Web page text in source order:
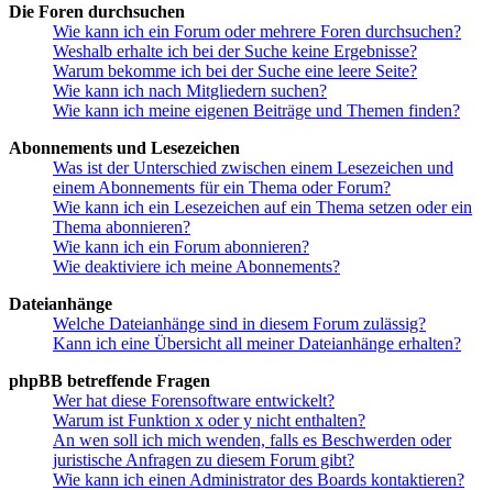
Die Foren durchsuchen
Wie kann ich ein Forum oder mehrere Foren durchsuchen?
Weshalb erhalte ich bei der Suche keine Ergebnisse?
Warum bekomme ich bei der Suche eine leere Seite?
Wie kann ich nach Mitgliedern suchen?
Wie kann ich meine eigenen Beiträge und Themen finden?
Abonnements und Lesezeichen
Was ist der Unterschied zwischen einem Lesezeichen und
einem Abonnements für ein Thema oder Forum?
Wie kann ich ein Lesezeichen auf ein Thema setzen oder ein
Thema abonnieren?
Wie kann ich ein Forum abonnieren?
Wie deaktiviere ich meine Abonnements?
Dateianhänge
Welche Dateianhänge sind in diesem Forum zulässig?
Kann ich eine Übersicht all meiner Dateianhänge erhalten?
phpBB betreffende Fragen
Wer hat diese Forensoftware entwickelt?
Warum ist Funktion x oder y nicht enthalten?
An wen soll ich mich wenden, falls es Beschwerden oder
juristische Anfragen zu diesem Forum gibt?
Wie kann ich einen Administrator des Boards kontaktieren?